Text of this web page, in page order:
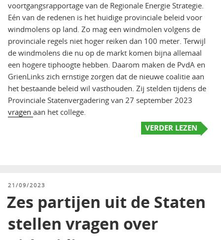
voortgangsrapportage van de Regionale Energie Strategie.
Eén van de redenen is het huidige provinciale beleid voor
windmolens op land. Zo mag een windmolen volgens de
provinciale regels niet hoger reiken dan 100 meter. Terwijl
de windmolens die nu op de markt komen bijna allemaal
een hogere tiphoogte hebben. Daarom maken de PvdA en
GrienLinks zich ernstige zorgen dat de nieuwe coalitie aan
het bestaande beleid wil vasthouden. Zij stelden tijdens de
Provinciale Statenvergadering van 27 september 2023
vragen aan het college.
VERDER LEZEN
GEPLAATST
21/09/2023
Zes partijen uit de Staten
stellen vragen over